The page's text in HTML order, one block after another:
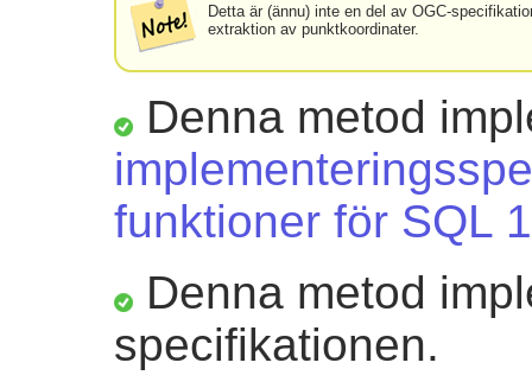
Detta är (ännu) inte en del av OGC-
extraktion av punktkoordinater.
Denna metod
funktioner för SQL
Denna metod
specifikationen.